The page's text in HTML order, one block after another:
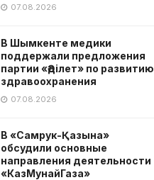
07.08.2026
В Шымкенте медики
поддержали предложения
партии «Әділет» по развитию
здравоохранения
07.08.2026
В «Самрук-Қазына»
обсудили основные
направления деятельности
«КазМунайГаза»